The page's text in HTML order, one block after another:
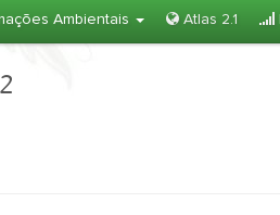
Ambientais Atlas 2.1